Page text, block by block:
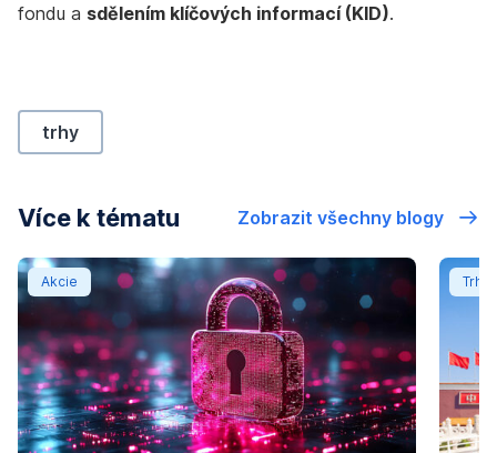
fondu a sdělením klíčových informací (KID).
trhy
Více k tématu Zobrazit všechny blogy
Akcie
Od obrany ke kybernetické bezpečnosti: jak se
Trhy
Plán